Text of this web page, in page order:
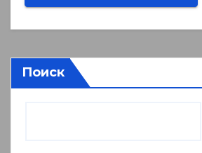
Поиск